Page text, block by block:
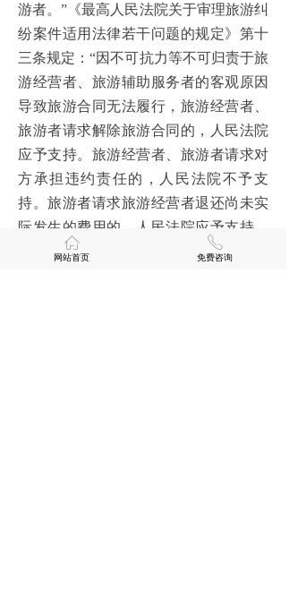
游者。”《最高人民法院关于审理旅游纠
纷案件适用法律若干问题的规定》第十
三条规定：“因不可抗力等不可归责于旅
游经营者、旅游辅助服务者的客观原因
导致旅游合同无法履行，旅游经营者、
旅游者请求解除旅游合同的，人民法院
应予支持。旅游经营者、旅游者请求对
方承担违约责任的，人民法院不予支
持。旅游者请求旅游经营者退还尚未实
际发生的费用的，人民法院应予支持。
因不可抗力等不可归责于旅游经营者、
ꀇ
网站首页
ꂅ
免费咨询